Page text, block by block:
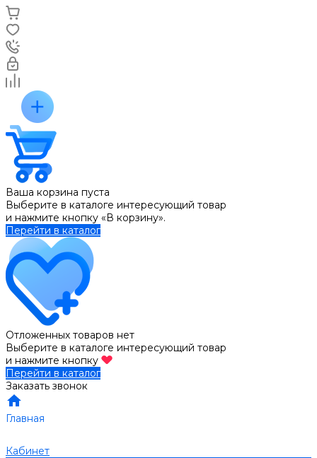
Ваша корзина пуста
Выберите в каталоге интересующий товар
и нажмите кнопку «В корзину».
Перейти в каталог
Отложенных товаров нет
Выберите в каталоге интересующий товар
и нажмите кнопку
Перейти в каталог
Заказать звонок
Главная
Кабинет